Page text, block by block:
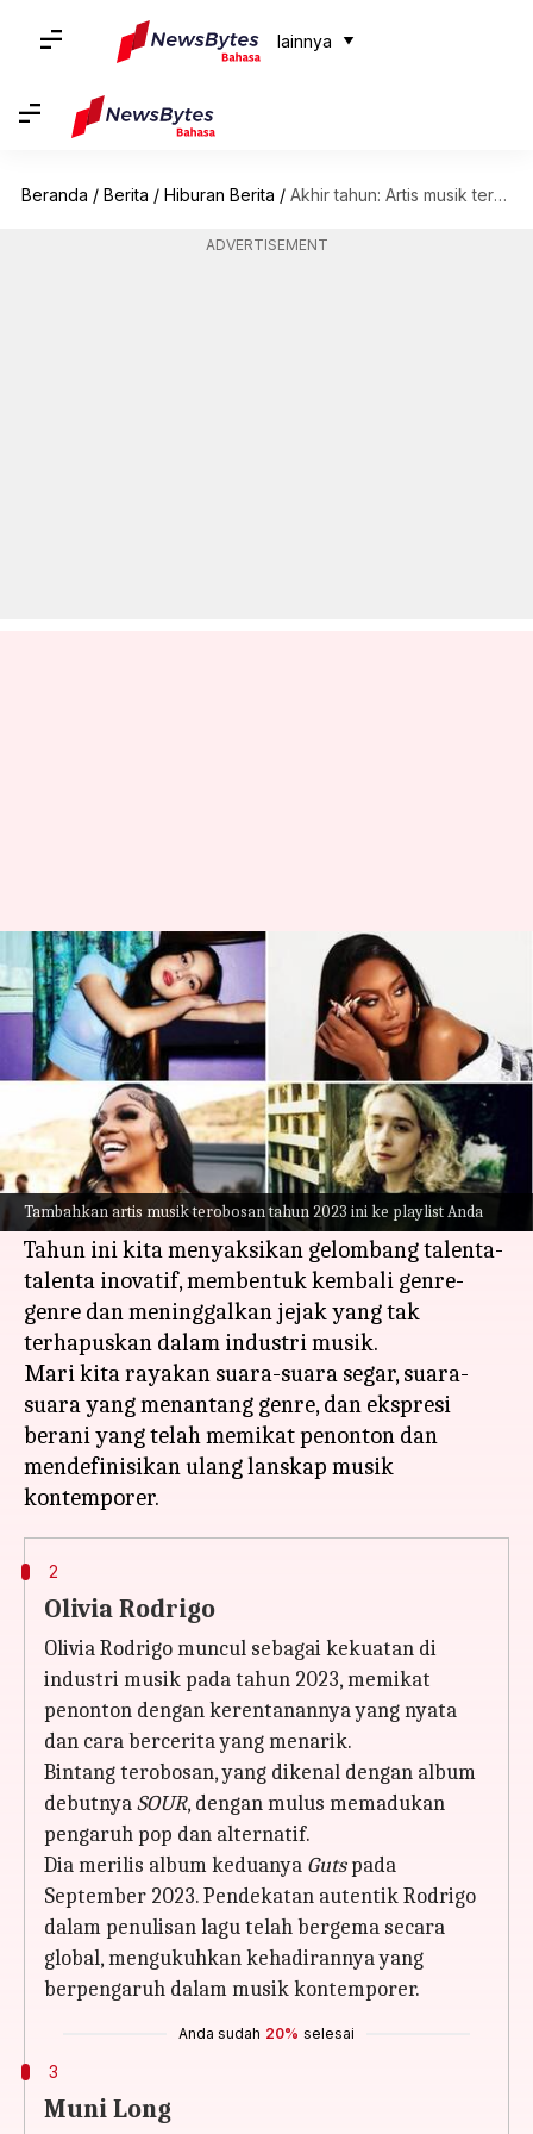
lainnya
Beranda / Berita / Hiburan Berita / Akhir tahun: Artis musik terobosan di tahun 2023
ADVERTISEMENT
Tambahkan artis musik terobosan tahun 2023 ini ke playlist Anda
Akhir tahun: Artis musik
terobosan di tahun 2023
menulis Bob Dec 21, 2023 11:44 am
Apa ceritanya
Masuki jantung dunia musik saat kami
mengungkap kompilasi yang mencerminkan
semangat dan inovasi tahun 2023.
Tahun ini kita menyaksikan gelombang talenta-
talenta inovatif, membentuk kembali genre-
genre dan meninggalkan jejak yang tak
terhapuskan dalam industri musik.
Mari kita rayakan suara-suara segar, suara-
suara yang menantang genre, dan ekspresi
berani yang telah memikat penonton dan
mendefinisikan ulang lanskap musik
2
Olivia Rodrigo
Olivia Rodrigo muncul sebagai kekuatan di
industri musik pada tahun 2023, memikat
penonton dengan kerentanannya yang nyata
dan cara bercerita yang menarik.
Bintang terobosan, yang dikenal dengan album
debutnyaSOUR, dengan mulus memadukan
pengaruh pop dan alternatif.
Dia merilis album keduanya Gutspada
September 2023. Pendekatan autentik Rodrigo
dalam penulisan lagu telah bergema secara
global, mengukuhkan kehadirannya yang
berpengaruh dalam musik kontemporer.
Anda sudah 20% selesai
3
Muni Long